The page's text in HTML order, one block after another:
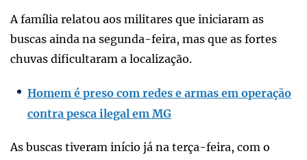
A família relatou aos militares que iniciaram as
buscas ainda na segunda-feira, mas que as fortes
chuvas dificultaram a localização.
Homem é preso com redes e armas em operação
contra pesca ilegal em MG
As buscas tiveram início já na terça-feira, com o